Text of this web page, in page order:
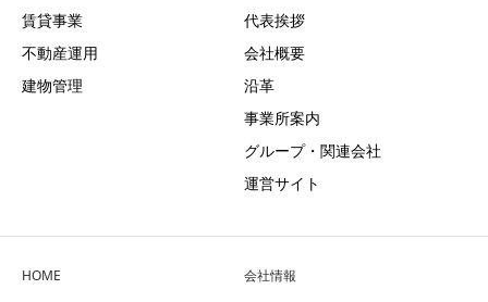
賃貸事業
不動産運用
建物管理
代表挨拶
会社概要
沿革
事業所案内
グループ・関連会社
運営サイト
HOME
会社情報